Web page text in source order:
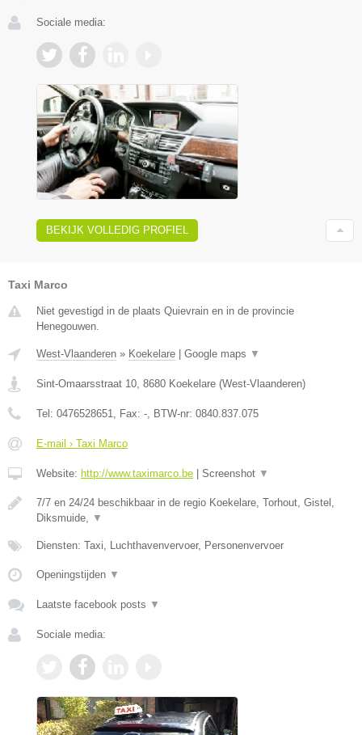
Sociale media:
BEKIJK VOLLEDIG PROFIEL
Taxi Marco
Niet gevestigd in de plaats Quievrain en in de provincie
Henegouwen.
West-Vlaanderen » Koekelare Google maps ▼
Sint-Omaarsstraat 10, 8680 Koekelare (West-Vlaanderen)
Tel: 0476528651, Fax: -, BTW-nr: 0840.837.075
E-mail › Taxi Marco
Website: http://www.taximarco.be Screenshot ▼
7/7 en 24/24 beschikbaar in de regio Koekelare, Torhout, Gistel,
Diksmuide, ▼
Diensten: Taxi, Luchthavenvervoer, Personenvervoer
Openingstijden ▼
Laatste facebook posts ▼
Sociale media: